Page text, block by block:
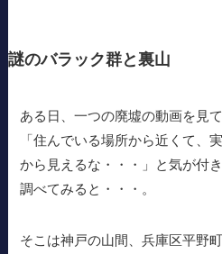
謎のバラック群と裏山
ある日、一つの廃墟の動画を見
「住んでいる場所から近くて、
から見えるな・・・」と気が付
調べてみると・・・。
そこは神戸の山間、兵庫区平野